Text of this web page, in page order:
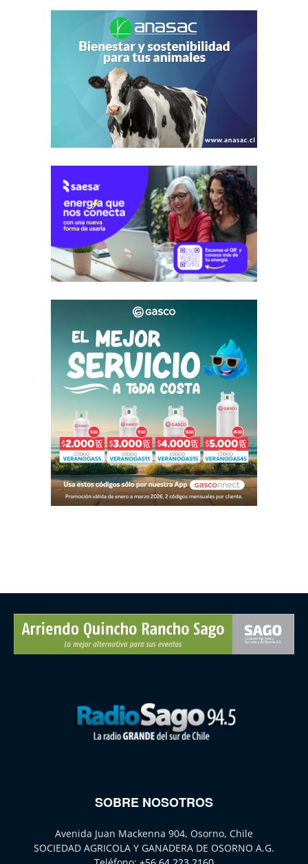
SOBRE NOSOTROS
Avenida Juan Mackenna 904, Osorno, Chile
SOCIEDAD AGRICOLA Y GANADERA DE OSORNO A.G.